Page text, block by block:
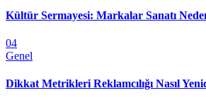
Kültür Sermayesi: Markalar Sanatı
04
Genel
Dikkat Metrikleri Reklamcılığı Nasıl